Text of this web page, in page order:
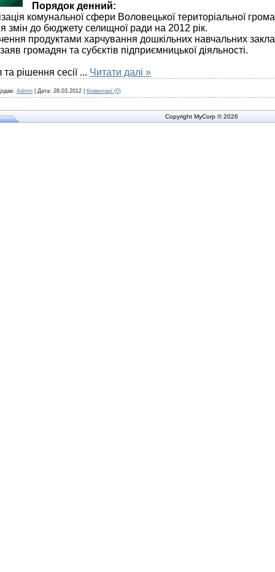
Порядок денний:
комунальної сфери Воловецької територіальної
змін до бюджету селищної ради на 2012 рік.
продуктами харчування дошкільних навчальних
заяв громадян та субєктів підприємницької діяльності.
рішення сесії ... Читати далі »
Admin Дата: 28.03.2012 Коментарі (0)
Copyright MyCorp © 2026